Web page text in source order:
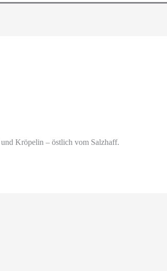
Kröpelin – östlich vom Salzhaff.